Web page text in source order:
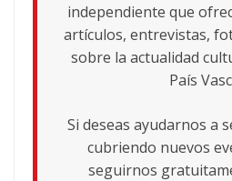
independiente que
artículos, entrevistas,
sobre la actualidad
País
Si deseas ayudarnos a
cubriendo nuevos
seguirnos